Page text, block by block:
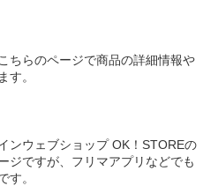
ちらのページで商品の詳細情報や
す。
ンウェブショップ OK！STOREの
ジですが、フリマアプリなどでも
す。